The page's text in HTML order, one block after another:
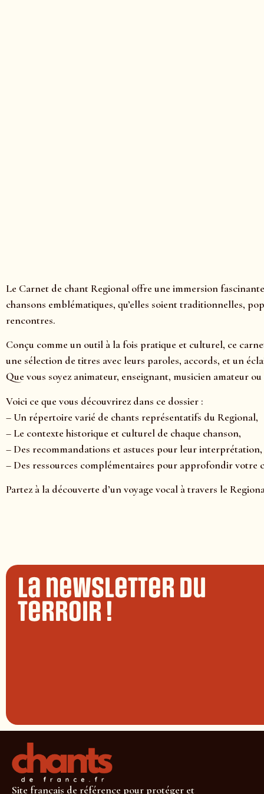
Le Carnet de chant Regional offre une immersion
chansons emblématiques, qu’elles soient traditionnelles,
rencontres.
Conçu comme un outil à la fois pratique et culturel, ce
une sélection de titres avec leurs paroles, accords, et un
Que vous soyez animateur, enseignant, musicien amateur
Voici ce que vous découvrirez dans ce dossier :
– Un répertoire varié de chants représentatifs du Regional,
– Le contexte historique et culturel de chaque chanson,
– Des recommandations et astuces pour leur interprétation,
– Des ressources complémentaires pour approfondir votre
Partez à la découverte d’un voyage vocal à travers le
La newsletter du
terroir !
Site français de référence pour protéger et